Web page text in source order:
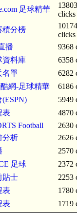
足球精華
13803
clicks
積分榜
10174
clicks
播
9368
資料庫
6358
名單
6282
網-足球精華
6186
5949
表
4870
Football
2630
分析
2626
2570
足球
2372
貼士
2253
表
1780
表 1719